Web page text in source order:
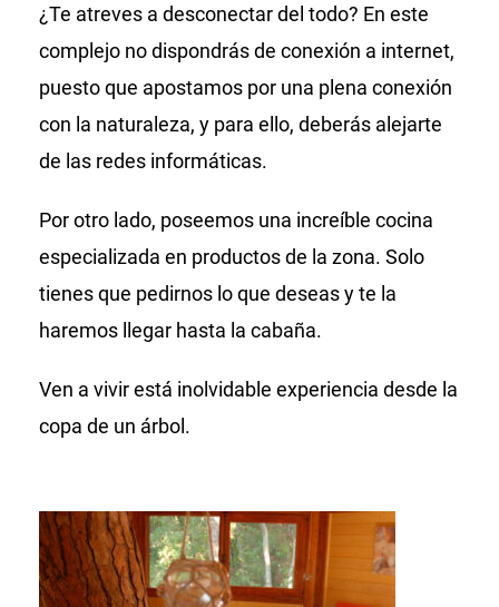
¿Te atreves a desconectar del todo? En este
complejo no dispondrás de conexión a internet,
puesto que apostamos por una plena conexión
con la naturaleza, y para ello, deberás alejarte
de las redes informáticas.
Por otro lado, poseemos una increíble cocina
especializada en productos de la zona. Solo
tienes que pedirnos lo que deseas y te la
haremos llegar hasta la cabaña.
Ven a vivir está inolvidable experiencia desde la
copa de un árbol.